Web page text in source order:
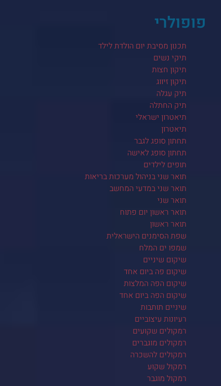
פופולרי
תכנון מסיבת יום הולדת לילד
תיקי נשים
תיקון חצות
תיקון זיווג
תיק עגלה
תיק החתלה
תיאטרון ישראלי
תיאטרון
תחתון סופג לגבר
תחתון סופג לאישה
תופים לילדים
תואר שני בניהול מערכות בריאות
תואר שני במדעי המחשב
תואר שני
תואר ראשון יום פתוח
תואר ראשון
שפת הסימנים הישראלית
שמפו ים המלח
שיקום שיניים
שיקום פה ביום אחד
שיקום הפה המלצות
שיקום הפה ביום אחד
שיניים תותבות
רעיונות עיצוביים
רמקולים שקועים
רמקולים מוגברים
רמקולים להשכרה
רמקול שקוע
רמקול מוגבר